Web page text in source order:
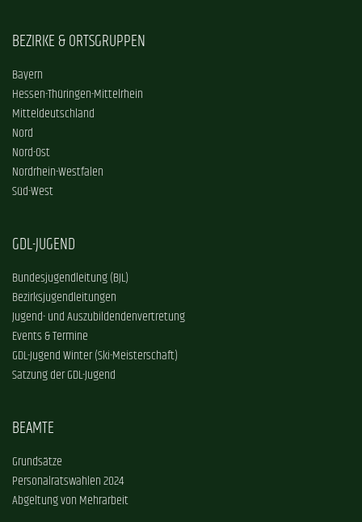
BEZIRKE & ORTSGRUPPEN
Bayern
Hessen-Thüringen-Mittelrhein
Mitteldeutschland
Nord
Nord-Ost
Nordrhein-Westfalen
Süd-West
GDL-JUGEND
Bundesjugendleitung (BJL)
Bezirksjugendleitungen
Jugend- und Auszubildendenvertretung
Events & Termine
GDL-Jugend Winter (Ski-Meisterschaft)
Satzung der GDL-Jugend
BEAMTE
Grundsätze
Personalratswahlen 2024
Abgeltung von Mehrarbeit